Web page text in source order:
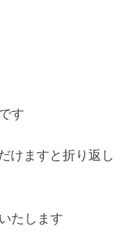
す
けますと折り返し
たします